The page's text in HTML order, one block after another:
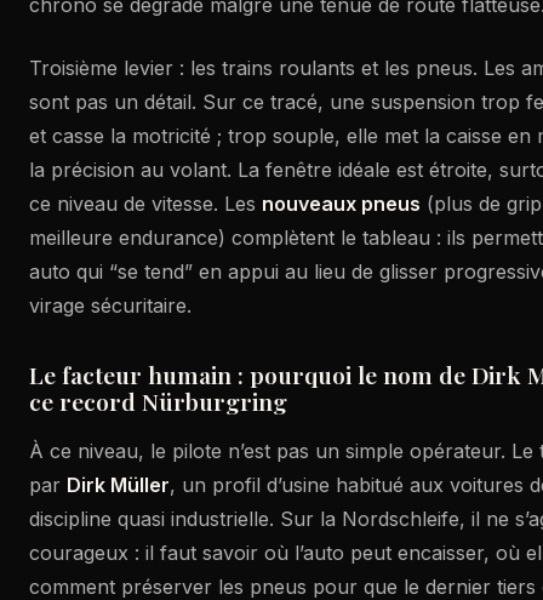
chrono se dégrade malgré une tenue de route
Troisième levier : les trains roulants et les pneus. Les
sont pas un détail. Sur ce tracé, une suspension trop
et casse la motricité ; trop souple, elle met la caisse en
la précision au volant. La fenêtre idéale est étroite,
ce niveau de vitesse. Les nouveaux pneus (plus de
meilleure endurance) complètent le tableau : ils
auto qui “se tend” en appui au lieu de glisser
virage sécuritaire.
Le facteur humain : pourquoi le nom de Dirk
ce record Nürburgring
À ce niveau, le pilote n’est pas un simple opérateur.
par Dirk Müller, un profil d’usine habitué aux voitures
discipline quasi industrielle. Sur la Nordschleife, il ne
courageux : il faut savoir où l’auto peut encaisser, où
comment préserver les pneus pour que le dernier